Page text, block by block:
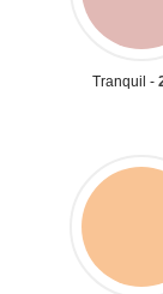
Tranquil -